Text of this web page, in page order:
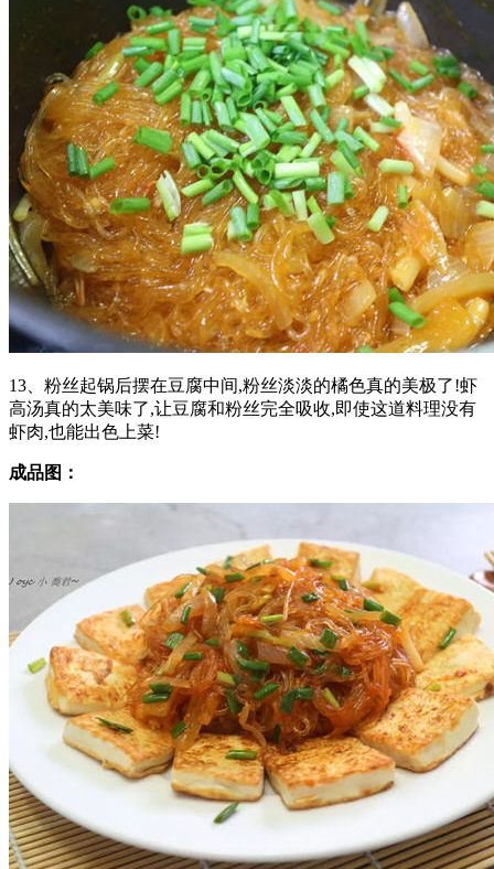
13、粉丝起锅后摆在豆腐中间,粉丝淡淡的橘色真的美极了!虾
高汤真的太美味了,让豆腐和粉丝完全吸收,即使这道料理没有
虾肉,也能出色上菜!
成品图：